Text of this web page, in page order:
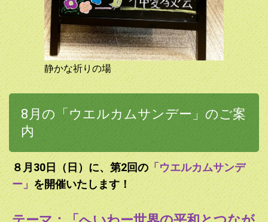
昼を食べ、そのあと1時間ほど一緒に聖書を読みます。どな
たでも歓迎です。ご参加お待ちしております。（お弁当は各
自でご用意ください）
2025.04.02
4月6日11:30～12:15 に「ウエルカムサンデー」の
Program 1 （テーマ：イエスさま）を予定しています。礼拝
に出たことない方やキリスト教にご興味を持つ方によりわか
りやすくキリスト教のことをご紹介いたします。ぜひお越し
ください。
「2025年 み⾔葉と歩む⼤斎節 〜黙想の⼿引き～」は下記の
URLからダウンロードできます。ぜひご活用ください。
2025.02.02
あっという間に2月になりました。教会の暦では、2月2日
静かな祈りの場
8月の「ウエルカムサンデー」のご案
内
８月30日（日）に、第2回の「ウエルカムサンデ
ー」を開催いたします！